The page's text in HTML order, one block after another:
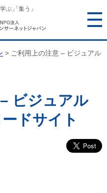
ぶ 「集う」
> ご利用上の注意 – ビジュアル
ビジュアル
ドサイト